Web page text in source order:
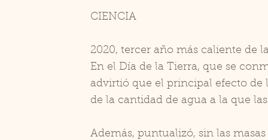
CIENCIA
2020, tercer año más caliente de
En el Día de la Tierra, que se
advirtió que el principal efecto de
de la cantidad de agua a la que
Además, puntualizó, sin las